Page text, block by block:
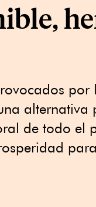
de todo el